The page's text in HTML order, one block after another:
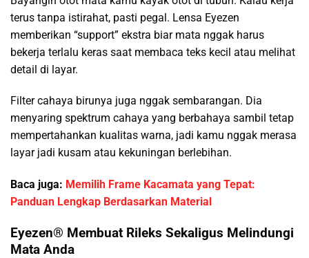
terus tanpa istirahat, pasti pegal. Lensa Eyezen
memberikan “support” ekstra biar mata nggak harus
bekerja terlalu keras saat membaca teks kecil atau melihat
detail di layar.
Filter cahaya birunya juga nggak sembarangan. Dia
menyaring spektrum cahaya yang berbahaya sambil tetap
mempertahankan kualitas warna, jadi kamu nggak merasa
layar jadi kusam atau kekuningan berlebihan.
Baca juga: Memilih Frame Kacamata yang Tepat:
Panduan Lengkap Berdasarkan Material
Eyezen® Membuat Rileks Sekaligus Melindungi
Mata Anda